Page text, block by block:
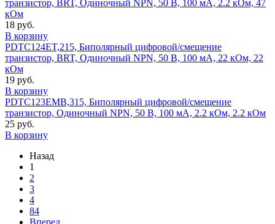
транзистор, BRT, Одиночный NPN, 50 В, 100 мА, 2.2 кОм, 47
кОм
18 руб.
В корзину
PDTC124ET,215, Биполярный цифровой/смещение
транзистор, BRT, Одиночный NPN, 50 В, 100 мА, 22 кОм, 22
кОм
19 руб.
В корзину
PDTC123EMB,315, Биполярный цифровой/смещение
транзистор, Одиночный NPN, 50 В, 100 мА, 2.2 кОм, 2.2 кОм
25 руб.
В корзину
Назад
1
2
3
4
84